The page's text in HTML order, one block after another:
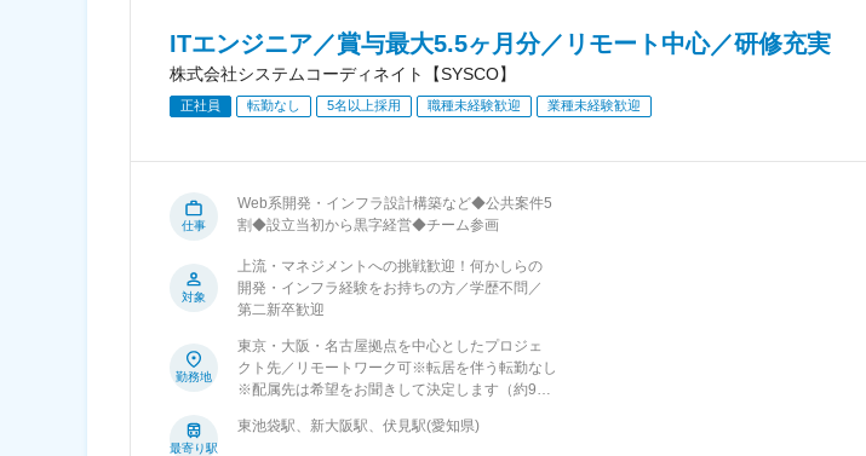
ITエンジニア／賞与最大5.5ヶ月分／リモート中心／研修充実
株式会社システムコーディネイト【SYSCO】
正社員 転勤なし 5名以上採用 職種未経験歓迎 業種未経験歓迎
仕事
Web系開発・インフラ設計構築など◆公共案件5
割◆設立当初から黒字経営◆チーム参画
対象
上流・マネジメントへの挑戦歓迎！何かしらの
開発・インフラ経験をお持ちの方／学歴不問／
第二新卒歓迎
勤務地
東京・大阪・名古屋拠点を中心としたプロジェ
クト先／リモートワーク可※転居を伴う転勤なし
※配属先は希望をお聞きして決定します（約9割
ークはプロジェクトにより活用可（ハイブリッ
最寄り駅
東池袋駅、新大阪駅、伏見駅(愛知県)